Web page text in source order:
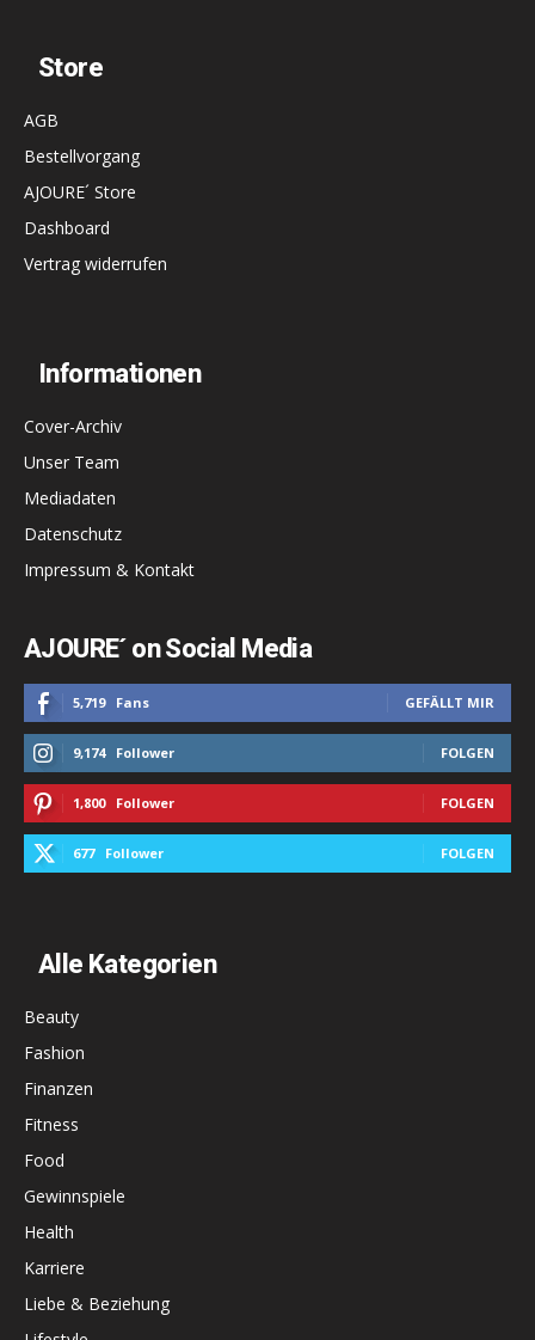
Store
AGB
Bestellvorgang
AJOURE´ Store
Dashboard
Vertrag widerrufen
Informationen
Cover-Archiv
Unser Team
Mediadaten
Datenschutz
Impressum & Kontakt
AJOURE´ on Social Media
5,719 Fans GEFÄLLT MIR
9,174 Follower FOLGEN
1,800 Follower FOLGEN
677 Follower FOLGEN
Alle Kategorien
Beauty
Fashion
Finanzen
Fitness
Food
Gewinnspiele
Health
Karriere
Liebe & Beziehung